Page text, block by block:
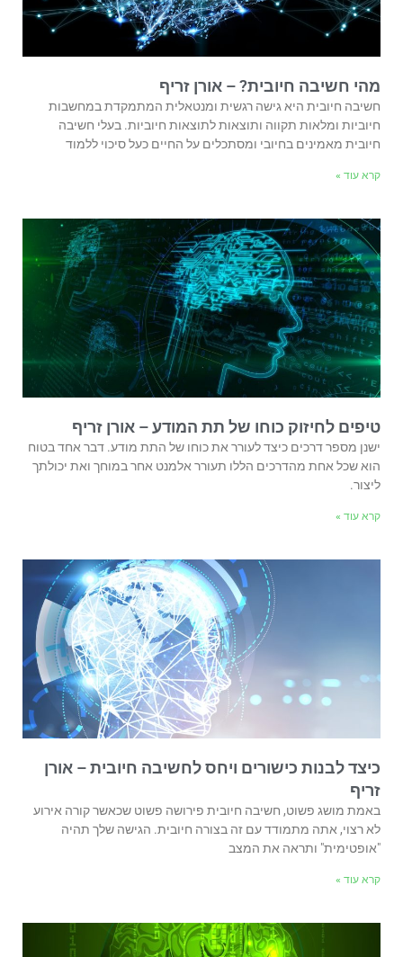
מהי חשיבה חיובית? – אורן זריף
חשיבה חיובית היא גישה רגשית ומנטאלית המתמקדת במחשבות
חיוביות ומלאות תקווה ותוצאות לתוצאות חיוביות. בעלי חשיבה
חיובית מאמינים בחיובי ומסתכלים על החיים כעל סיכוי ללמוד
קרא עוד »
טיפים לחיזוק כוחו של תת המודע – אורן זריף
ישנן מספר דרכים כיצד לעורר את כוחו של התת מודע. דבר אחד בטוח
הוא שכל אחת מהדרכים הללו תעורר אלמנט אחר במוחך ואת יכולתך
ליצור.
קרא עוד »
כיצד לבנות כישורים ויחס לחשיבה חיובית – אורן
זריף
באמת מושג פשוט, חשיבה חיובית פירושה פשוט שכאשר קורה אירוע
לא רצוי, אתה מתמודד עם זה בצורה חיובית. הגישה שלך תהיה
"אופטימית" ותראה את המצב
קרא עוד »